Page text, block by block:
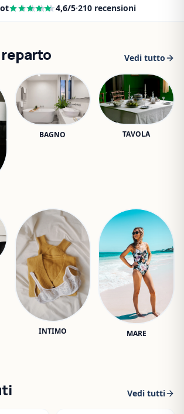
4,6/5·210 recensioni
Vedi tutto
BAGNO TAVOLA
INTIMO MARE
Vedi tutti